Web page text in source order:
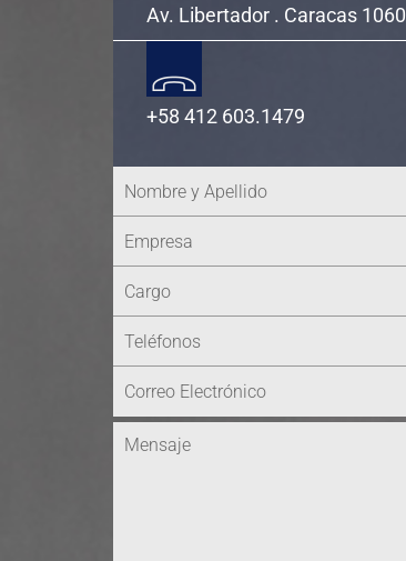
Av. Libertador . Caracas 1060
+58 412 603.1479